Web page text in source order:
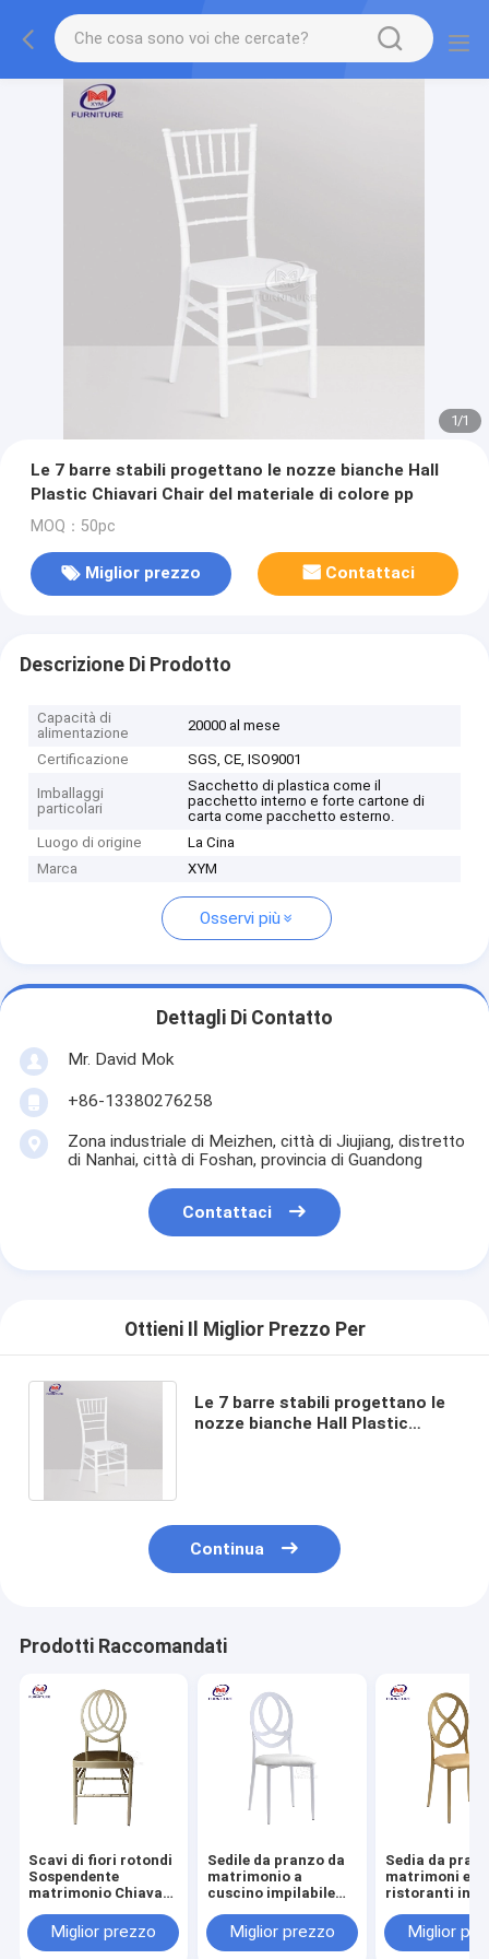
1/1
Le 7 barre stabili progettano le nozze bianche Hall
Plastic Chiavari Chair del materiale di colore pp
MOQ：50pc
Miglior prezzo Contattaci
Descrizione Di Prodotto
Capacità di
alimentazione
20000 al mese
Certificazione SGS, CE, ISO9001
Imballaggi
particolari
Sacchetto di plastica come il
pacchetto interno e forte cartone di
carta come pacchetto esterno.
Luogo di origine
La Cina
Marca
XYM
Osservi più
Dettagli Di Contatto
Mr. David Mok
+86-13380276258
Zona industriale di Meizhen, città di Jiujiang, distretto
di Nanhai, città di Foshan, provincia di Guandong
Contattaci
Ottieni Il Miglior Prezzo Per
Le 7 barre stabili progettano le
nozze bianche Hall Plastic
Continua
Prodotti Raccomandati
Scavi di fiori rotondi
Sospendente
matrimonio Chiavari
Gold Aluminum
Metal Sedie di
Miglior prezzo
Sedile da pranzo da
matrimonio a
cuscino impilabile
in ferro e cuscino in
metallo Sedile di
Miglior prezzo
Sedia da
matrimoni e
ristoranti in
Miglior